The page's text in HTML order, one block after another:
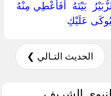
‏بَيْتَهُ ‏ ‏أَفَأُعْطِي مِنْهُ
عَلَيْكِ
الحديث التـالي ❯